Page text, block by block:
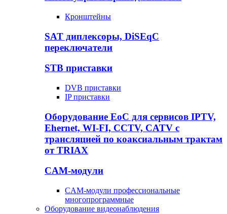
Кронштейны
SAT диплексоры, DiSEqC
переключатели
STB приставки
DVB приставки
IP приставки
Оборудование EoC для сервисов IPTV,
Ehernet, WI-FI, CCTV, CATV c
трансляцией по коаксиальным трактам
от TRIAX
CAM-модули
CAM-модули профессиональные
многопрограммные
Оборудование видеонаблюдения